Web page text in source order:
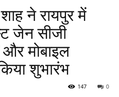
ने रायपुर में
जेन सीजी
मोबाइल
शुभारंभ
0
147